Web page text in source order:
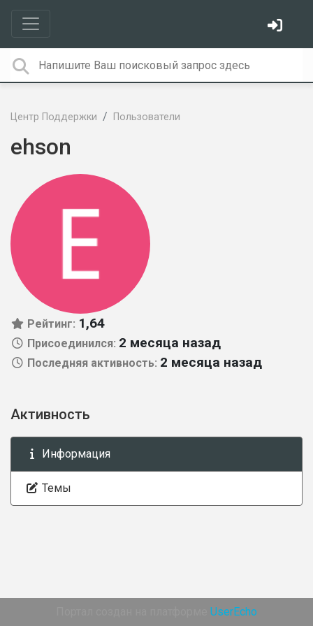
Центр Поддержки Пользователи
ehson
Рейтинг: 1,64
Присоединился: 2 месяца назад
Последняя активность: 2 месяца назад
Активность
Информация
Темы
UserEcho